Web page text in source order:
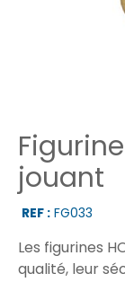
jouant
REF : FG033
Les figurines
qualité, leur